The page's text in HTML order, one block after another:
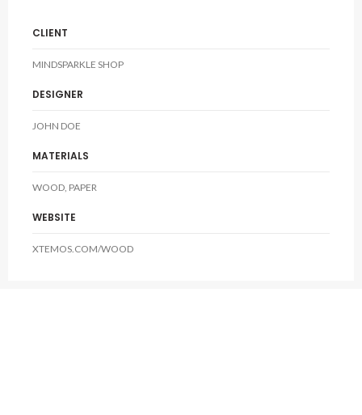
CLIENT
MINDSPARKLE SHOP
DESIGNER
JOHN DOE
MATERIALS
WOOD, PAPER
WEBSITE
XTEMOS.COM/WOOD